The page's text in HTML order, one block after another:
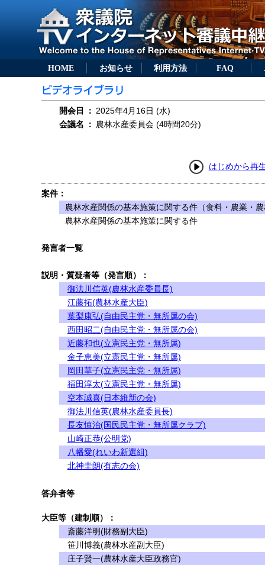
HOME お知らせ 利用方法 FAQ
開会日 ： 2025年4月16日 (水)
会議名
： 農林水産委員会 (4時間20分)
はじめから再
案件：
農林水産関係の基本施策に関する件（食料・農業・
農林水産関係の基本施策に関する件
発言者一覧
説明・質疑者等（発言順）：
御法川信英(農林水産委員長)
江藤拓(農林水産大臣)
葉梨康弘(自由民主党・無所属の会)
西田昭二(自由民主党・無所属の会)
近藤和也(立憲民主党・無所属)
金子恵美(立憲民主党・無所属)
岡田華子(立憲民主党・無所属)
福田淳太(立憲民主党・無所属)
空本誠喜(日本維新の会)
御法川信英(農林水産委員長)
長友慎治(国民民主党・無所属クラブ)
山崎正恭(公明党)
八幡愛(れいわ新選組)
北神圭朗(有志の会)
答弁者等
大臣等（建制順）：
斎藤洋明(財務副大臣)
笹川博義(農林水産副大臣)
庄子賢一(農林水産大臣政務官)